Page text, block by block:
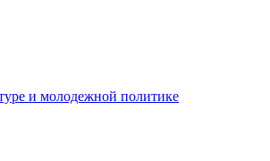
и молодежной политике